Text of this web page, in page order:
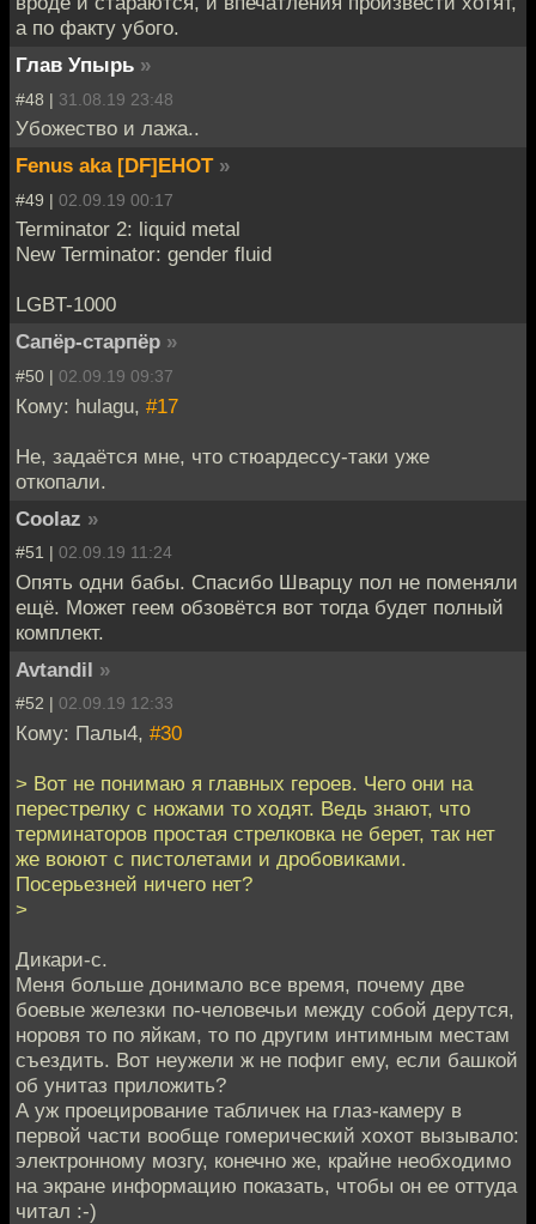
а по факту убого.
Глав Упырь »
#48 | 31.08.19 23:48
Убожество и лажа..
Fenus aka [DF]EHOT »
#49 | 02.09.19 00:17
Terminator 2: liquid metal
New Terminator: gender fluid
LGBT-1000
Сапёр-старпёр »
#50 | 02.09.19 09:37
Кому: hulagu, #17
Не, задаётся мне, что стюардессу-таки уже
откопали.
Coolaz »
#51 | 02.09.19 11:24
Опять одни бабы. Спасибо Шварцу пол не поменяли
ещё. Может геем обзовётся вот тогда будет полный
комплект.
Avtandil »
#52 | 02.09.19 12:33
Кому: Палы4, #30
> Вот не понимаю я главных героев. Чего они на
перестрелку с ножами то ходят. Ведь знают, что
терминаторов простая стрелковка не берет, так нет
же воюют с пистолетами и дробовиками.
Посерьезней ничего нет?
>
Дикари-с.
Меня больше донимало все время, почему две
боевые железки по-человечьи между собой дерутся,
норовя то по яйкам, то по другим интимным местам
съездить. Вот неужели ж не пофиг ему, если башкой
об унитаз приложить?
А уж проецирование табличек на глаз-камеру в
первой части вообще гомерический хохот вызывало:
электронному мозгу, конечно же, крайне необходимо
на экране информацию показать, чтобы он ее оттуда
читал :-)